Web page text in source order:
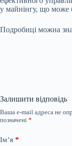
у майнінгу, що може
Подробиці можна
Залишити відповідь
Ваша e-mail адреса не
позначені *
Ім’я *